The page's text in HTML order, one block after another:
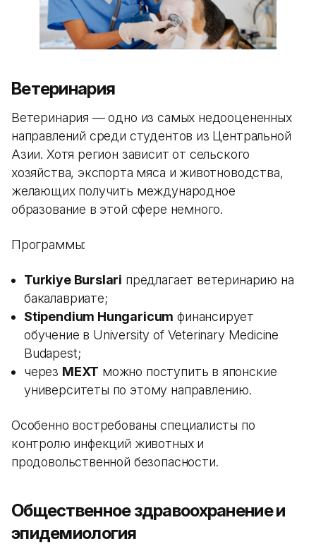
Ветеринария
Ветеринария — одно из самых недооцененных
направлений среди студентов из Центральной
Азии. Хотя регион зависит от сельского
хозяйства, экспорта мяса и животноводства,
желающих получить международное
образование в этой сфере немного.
Программы:
Turkiye Burslari предлагает ветеринарию на
бакалавриате;
Stipendium Hungaricum финансирует
обучение в University of Veterinary Medicine
Budapest;
через MEXT можно поступить в японские
университеты по этому направлению.
Особенно востребованы специалисты по
контролю инфекций животных и
продовольственной безопасности.
Общественное здравоохранение и
эпидемиология